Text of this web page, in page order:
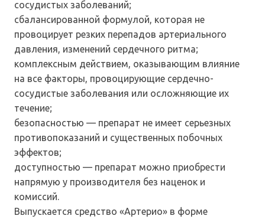
сосудистых заболеваний;
сбалансированной формулой, которая не
провоцирует резких перепадов артериального
давления, изменений сердечного ритма;
комплексным действием, оказывающим влияние
на все факторы, провоцирующие сердечно-
сосудистые заболевания или осложняющие их
течение;
безопасностью — препарат не имеет серьезных
противопоказаний и существенных побочных
эффектов;
доступностью — препарат можно приобрести
напрямую у производителя без наценок и
комиссий.
Выпускается средство «Артерио» в форме